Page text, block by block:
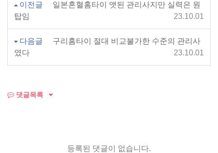
이전글
일본혼혈홈타이 앳된 관리사지만 실력은 원
탑임
23.10.01
다음글
구리홈타이 절대 비교불가한 수준의 관리사
였다
23.10.01
댓글목록
등록된 댓글이 없습니다.